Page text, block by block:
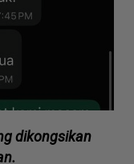
dikongsikan